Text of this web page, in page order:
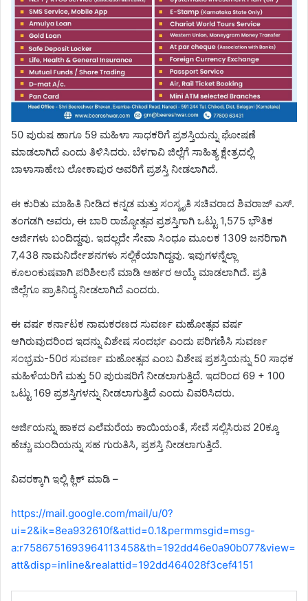
50 ಪುರುಷ ಹಾಗೂ 59 ಮಹಿಳಾ ಸಾಧಕರಿಗೆ ಪ್ರಶಸ್ತಿಯನ್ನು ಘೋಷಣೆ
ಮಾಡಲಾಗಿದೆ ಎಂದು ತಿಳಿಸಿದರು. ಬೆಳಗಾವಿ ಜಿಲ್ಲೆಗೆ ಸಾಹಿತ್ಯ ಕ್ಷೇತ್ರದಲ್ಲಿ
ಬಾಳಾಸಾಹೇಬ ಲೋಕಾಪುರ ಅವರಿಗೆ ಪ್ರಶಸ್ತಿ ನೀಡಲಾಗಿದೆ.
ಈ ಕುರಿತು ಮಾಹಿತಿ ನೀಡಿದ ಕನ್ನಡ ಮತ್ತು ಸಂಸ್ಕೃತಿ ಸಚಿವರಾದ ಶಿವರಾಜ್‌ ಎಸ್‌.
ತಂಗಡಗಿ ಅವರು, ಈ ಬಾರಿ ರಾಜ್ಯೋತ್ಸವ ಪ್ರಶಸ್ತಿಗಾಗಿ ಒಟ್ಟು 1,575 ಭೌತಿಕ
ಅರ್ಜಿಗಳು ಬಂದಿದ್ದವು. ಇದಲ್ಲದೇ ಸೇವಾ ಸಿಂಧೂ ಮೂಲಕ 1309 ಜನರಿಗಾಗಿ
7,438 ನಾಮನಿರ್ದೇಶನಗಳು ಸಲ್ಲಿಕೆಯಾಗಿದ್ದವು. ಇವುಗಳನ್ನೆಲ್ಲಾ
ಕೂಲಂಕುಷವಾಗಿ ಪರಿಶೀಲನೆ ಮಾಡಿ ಅರ್ಹರ ಆಯ್ಕೆ ಮಾಡಲಾಗಿದೆ. ಪ್ರತಿ
ಜಿಲ್ಲೆಗೂ ಪ್ರಾತಿನಿದ್ಯ ನೀಡಲಾಗಿದೆ ಎಂದರು.
ಈ ವರ್ಷ ಕರ್ನಾಟಕ ನಾಮಕರಣದ ಸುವರ್ಣ ಮಹೋತ್ಸವ ವರ್ಷ
ಆಗಿರುವುದರಿಂದ ಇದನ್ನು ವಿಶೇಷ ಸಂದರ್ಭ ಎಂದು ಪರಿಗಣಿಸಿ ಸುವರ್ಣ
ಸಂಭ್ರಮ-50ರ ಸುವರ್ಣ ಮಹೋತ್ಸವ ಎಂಬ ವಿಶೇಷ ಪ್ರಶಸ್ತಿಯನ್ನು 50 ಸಾಧಕ
ಮಹಿಳೆಯರಿಗೆ ಮತ್ತು 50 ಪುರುಷರಿಗೆ ನೀಡಲಾಗುತ್ತಿದೆ. ಇದರಿಂದ 69 + 100
ಒಟ್ಟು 169 ಪ್ರಶಸ್ತಿಗಳನ್ನು ನೀಡಲಾಗುತ್ತಿದೆ ಎಂದು ವಿವರಿಸಿದರು.
ಅರ್ಜಿಯನ್ನು ಹಾಕದ ಎಲೆಮರೆಯ ಕಾಯಿಯಂತೆ, ಸೇವೆ ಸಲ್ಲಿಸಿರುವ 20ಕ್ಕೂ
ಹೆಚ್ಚು ಮಂದಿಯನ್ನು ಸಹ ಗುರುತಿಸಿ, ಪ್ರಶಸ್ತಿ ನೀಡಲಾಗುತ್ತಿದೆ.
ವಿವರಕ್ಕಾಗಿ ಇಲ್ಲಿ ಕ್ಲಿಕ್ ಮಾಡಿ –
https://mail.google.com/mail/u/0?
ui=2&ik=8ea932610f&attid=0.1&permmsgid=msg-
a:r7586751693964113458&th=192dd46e0a90b077&view=
att&disp=inline&realattid=192dd464028f3cef4151